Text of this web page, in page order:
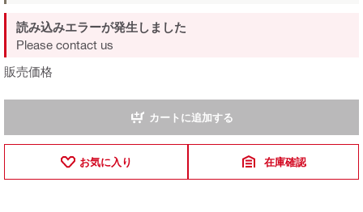
販売価格
読み込みエラーが発生しました
Please contact us
カートに追加する
お気に入り 在庫確認